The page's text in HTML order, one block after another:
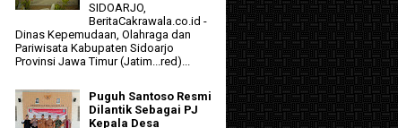
SIDOARJO,
BeritaCakrawala.co.id -
Dinas Kepemudaan, Olahraga dan
Pariwisata Kabupaten Sidoarjo
Provinsi Jawa Timur (Jatim...red)...
Puguh Santoso Resmi
Dilantik Sebagai PJ
Kepala Desa